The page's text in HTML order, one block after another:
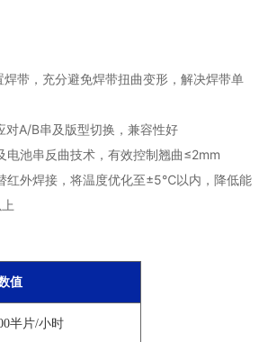
带，充分避免焊带扭曲变形，解决焊带单
对A/B串及版型切换，兼容性好
池串反曲技术，有效控制翘曲≤2mm
外焊接，将温度优化至±5℃以内，降低能
值
半片/小时